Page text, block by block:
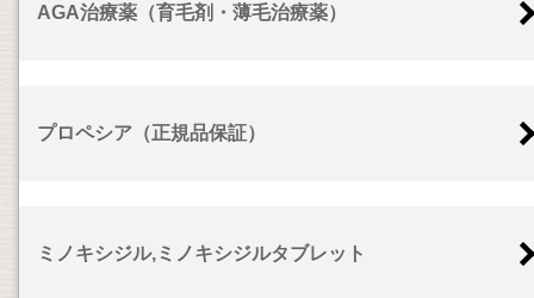
AGA治療薬（育毛剤・薄毛治療薬）
プロペシア（正規品保証）
ミノキシジル,ミノキシジルタブレット